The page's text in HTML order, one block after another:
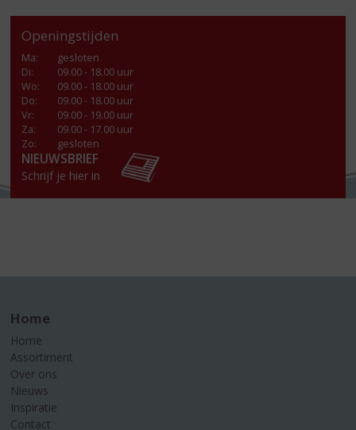
Openingstijden
Ma:
gesloten
Di:
09.00 - 18.00 uur
Wo:
09.00 - 18.00 uur
Do:
09.00 - 18.00 uur
Vr:
09.00 - 19.00 uur
Za:
09.00 - 17.00 uur
Zo:
gesloten
NIEUWSBRIEF
Schrijf je hier in
Home
Home
Assortiment
Over ons
Nieuws
Inspiratie
Contact